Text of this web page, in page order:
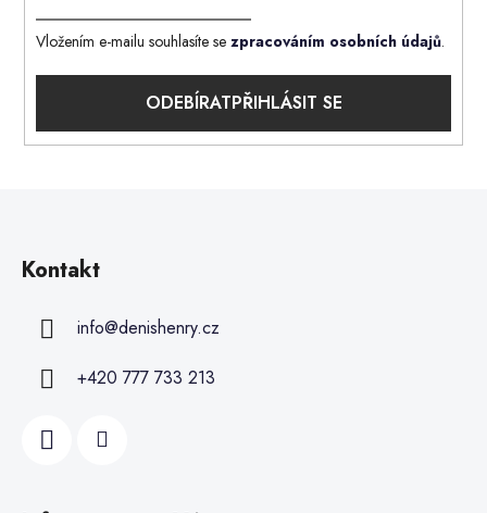
Vložením e-mailu souhlasíte se zpracováním osobních údajů.
PŘIHLÁSIT SE
Kontakt
info@denishenry.cz
+420 777 733 213